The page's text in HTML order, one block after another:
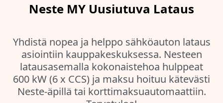
Neste MY Uusiutuva Lataus
Yhdistä nopea ja helppo sähköauton lataus
asiointiin kauppakeskuksessa. Nesteen
latausasemalla kokonaistehoa hulppeat
600 kW (6 x CCS) ja maksu hoituu kätevästi
Neste-äpillä tai korttimaksuautomaattiin.